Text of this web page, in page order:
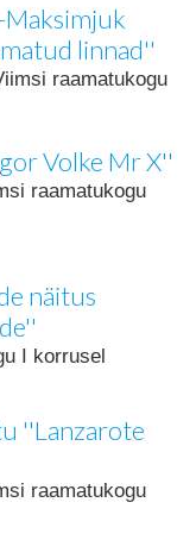
Maksimjuk
linnad''
raamatukogu
Volke Mr X''
raamatukogu
näitus
I korrusel
''Lanzarote
raamatukogu